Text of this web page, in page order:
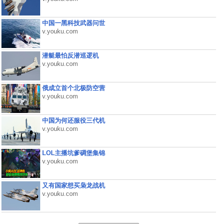
中国一黑科技武器问世
v.youku.com
潜艇最怕反潜巡逻机
v.youku.com
俄成立首个北极防空营
v.youku.com
中国为何还服役三代机
v.youku.com
LOL主播坑爹碉堡集锦
v.youku.com
又有国家想买枭龙战机
v.youku.com